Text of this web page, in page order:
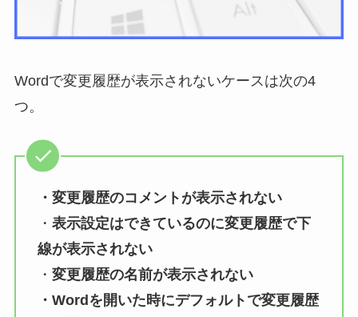
Wordで変更履歴が表示されないケースは次の4
つ。
・変更履歴のコメントが表示されない
・ 表示設定はできているのに変更履歴で下
線が表示されない
・ 変更履歴の名前が表示されない
・Wordを開いた時にデフォルトで変更履歴